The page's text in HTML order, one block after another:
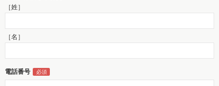
［姓］
［名］
電話番号